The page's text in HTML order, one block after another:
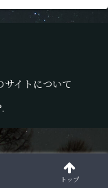
サイトについて
トップ